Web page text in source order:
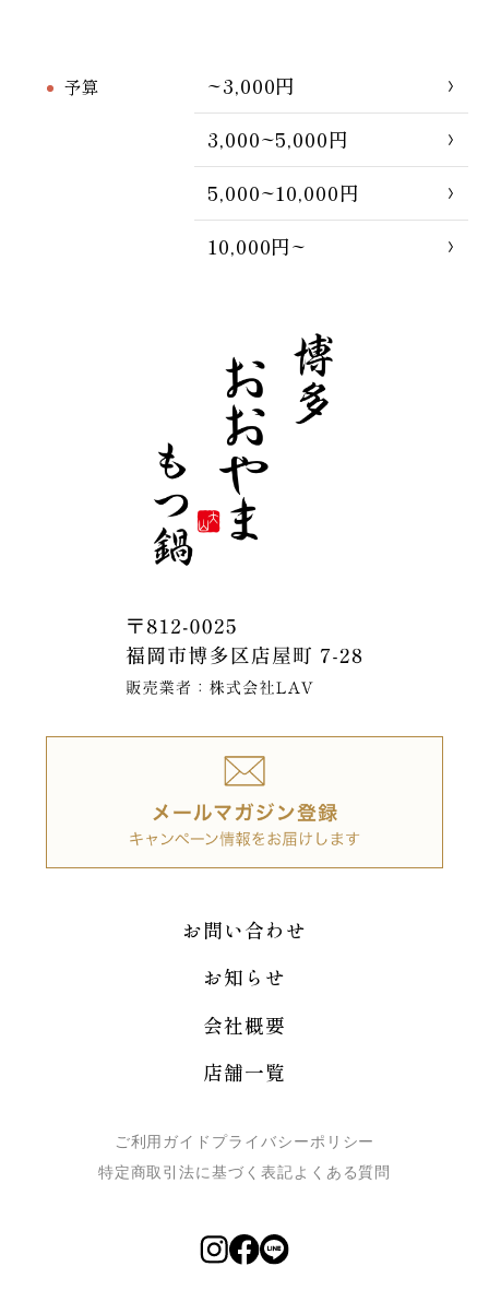
予算
~3,000円
3,000~5,000円
5,000~10,000円
10,000円~
お問い合わせ
お知らせ
会社概要
店舗一覧
ご利用ガイド プライバシーポリシー
特定商取引法に基づく表記よくある質問